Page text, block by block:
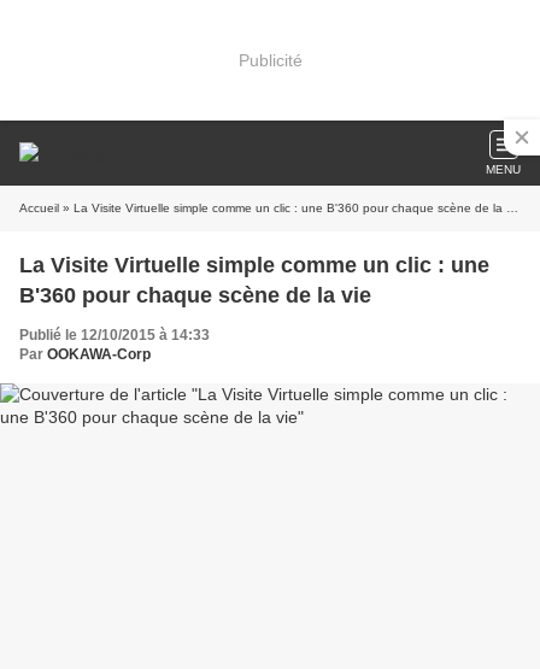
Publicité
MENU
Accueil » La Visite Virtuelle simple comme un clic : une B'360 pour chaque scène de la vie
La Visite Virtuelle simple comme un clic : une
B'360 pour chaque scène de la vie
Publié le 12/10/2015 à 14:33
Par OOKAWA-Corp